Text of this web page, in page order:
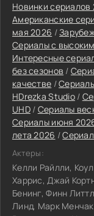
Новинки сериалов
Американские
мая 2026 /
Сериалы с
Интересные
без сезонов /
качестве /
HDrezka Studio/
UHD/ Сериалы
Сериалы июня
лета 2026 /
Актеры:
Келли Райлли,
Харрис, Джай
Бенинг, Финн
Линд, Марк